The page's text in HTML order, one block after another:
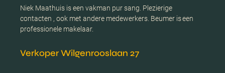
Niek Maathuis is een vakman pur sang. Plezierige
contacten , ook met andere medewerkers. Beumer is een
professionele makelaar.
Verkoper Wilgenrooslaan 27